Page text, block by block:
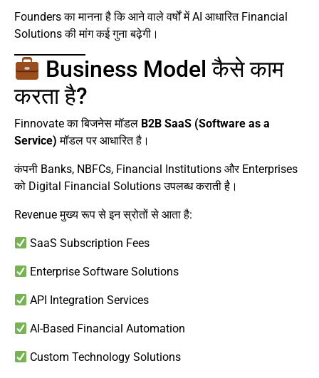
Founders का मानना है कि आने वाले वर्षों में AI आधारित Financial
Solutions की मांग कई गुना बढ़ेगी।
Business Model कैसे काम
करता है?
Finnovate का बिजनेस मॉडल B2B SaaS (Software as a
Service) मॉडल पर आधारित है।
कंपनी Banks, NBFCs, Financial Institutions और Enterprises
को Digital Financial Solutions उपलब्ध कराती है।
Revenue मुख्य रूप से इन स्रोतों से आता है:
SaaS Subscription Fees
Enterprise Software Solutions
API Integration Services
AI-Based Financial Automation
Custom Technology Solutions